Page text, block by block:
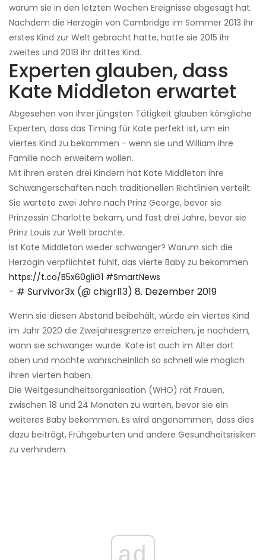
warum sie in den letzten Wochen Ereignisse abgesagt hat.
Nachdem die Herzogin von Cambridge im Sommer 2013 ihr
erstes Kind zur Welt gebracht hatte, hatte sie 2015 ihr
zweites und 2018 ihr drittes Kind.
Experten glauben, dass
Kate Middleton erwartet
Abgesehen von ihrer jüngsten Tätigkeit glauben königliche
Experten, dass das Timing für Kate perfekt ist, um ein
viertes Kind zu bekommen - wenn sie und William ihre
Familie noch erweitern wollen.
Mit ihren ersten drei Kindern hat Kate Middleton ihre
Schwangerschaften nach traditionellen Richtlinien verteilt.
Sie wartete zwei Jahre nach Prinz George, bevor sie
Prinzessin Charlotte bekam, und fast drei Jahre, bevor sie
Prinz Louis zur Welt brachte.
Ist Kate Middleton wieder schwanger? Warum sich die
Herzogin verpflichtet fühlt, das vierte Baby zu bekommen
https://t.co/B5x60gliG1 #SmartNews
- # Survivor3x (@ chigrl13) 8. Dezember 2019
Wenn sie diesen Abstand beibehält, würde ein viertes Kind
im Jahr 2020 die Zweijahresgrenze erreichen, je nachdem,
wann sie schwanger wurde. Kate ist auch im Alter dort
oben und möchte wahrscheinlich so schnell wie möglich
ihren vierten haben.
Die Weltgesundheitsorganisation (WHO) rät Frauen,
zwischen 18 und 24 Monaten zu warten, bevor sie ein
weiteres Baby bekommen. Es wird angenommen, dass dies
dazu beiträgt, Frühgeburten und andere Gesundheitsrisiken
zu verhindern.
ad